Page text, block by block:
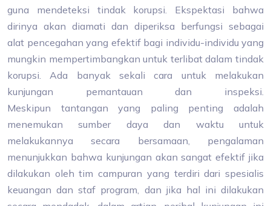
guna mendeteksi tindak korupsi. Ekspektasi bahwa
dirinya akan diamati dan diperiksa berfungsi sebagai
alat pencegahan yang efektif bagi individu-individu yang
mungkin mempertimbangkan untuk terlibat dalam tindak
korupsi. Ada banyak sekali cara untuk melakukan
kunjungan pemantauan dan inspeksi.
Meskipun tantangan yang paling penting adalah
menemukan sumber daya dan waktu untuk
melakukannya secara bersamaan, pengalaman
menunjukkan bahwa kunjungan akan sangat efektif jika
dilakukan oleh tim campuran yang terdiri dari spesialis
keuangan dan staf program, dan jika hal ini dilakukan